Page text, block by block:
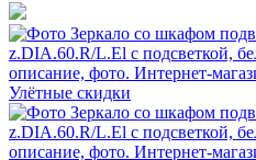
Улётные скидки